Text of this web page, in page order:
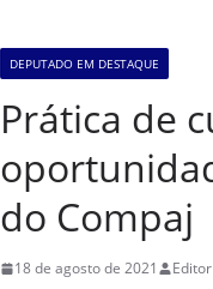
DEPUTADO EM DESTAQUE
Prática de
do Compaj
18 de agosto de 2021 Editor